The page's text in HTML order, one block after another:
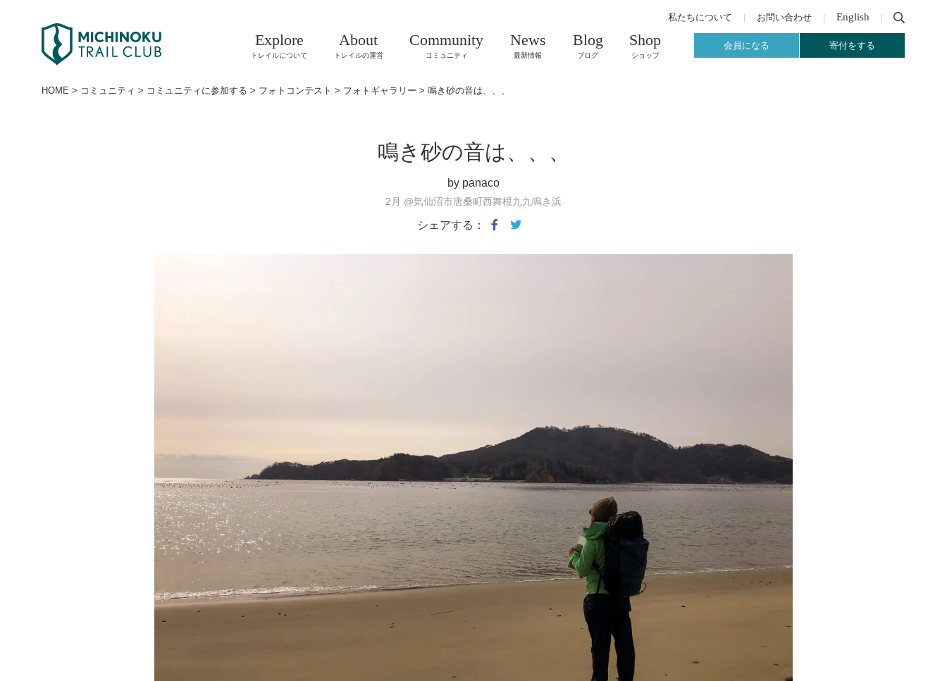
Explore
トレイルについて
About
トレイルの運営
Community
コミュニティ
News
最新情報
Blog
ブログ
Shop
ショップ
私たちについて お問い合わせ English
会員になる 寄付をする
HOME > コミュニティ > コミュニティに参加する > フォトコンテスト > フォトギャラリー > 鳴き砂の音は、、、
鳴き砂の音は、、、
by panaco
2月 @気仙沼市唐桑町西舞根九九鳴き浜
シェアする：